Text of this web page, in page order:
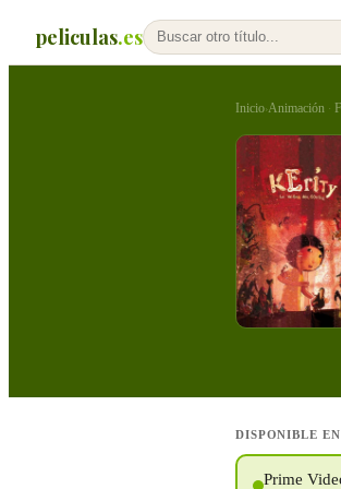
peliculas.es
Inicio›Animación ·
DISPONIBLE EN
Prime